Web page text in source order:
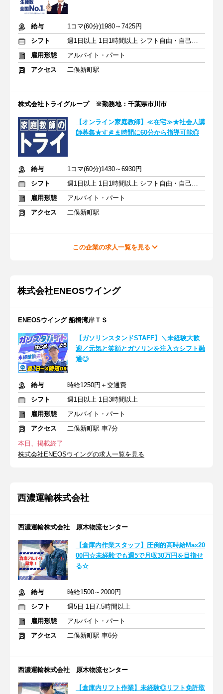
給与
1コマ(60分)1980～7425円
シフト
週1日以上 1日1時間以上 シフト自由・自己申告
雇用形態
アルバイト・パート
アクセス
二俣新町駅
株式会社トライグループ ※勤務地：千葉県市川市
【オンライン家庭教師】≪在宅≫★社会人講
師募集★すきま時間に60分から指導可能◎
給与
1コマ(60分)1430～6930円
シフト
週1日以上 1日1時間以上 シフト自由・自己申告
雇用形態
アルバイト・パート
アクセス
二俣新町駅
この企業の求人一覧を見る
株式会社ENEOSウイング
ENEOSウイング 船橋湾岸ＴＳ
【ガソリンスタンドSTAFF】＼未経験大歓
迎／元気と笑顔とガソリンを注入☆シフト融
通◎
給与
時給1250円＋交通費
シフト
週1日以上 1日3時間以上
雇用形態
アルバイト・パート
アクセス
二俣新町駅 車7分
本日、掲載終了
株式会社ENEOSウイングの求人一覧を見る
西濃運輸株式会社
西濃運輸株式会社 原木物流センター
【倉庫内作業スタッフ】圧倒的高時給Max20
00円☆未経験でも週5で月収30万円を目指せ
る☆
給与
時給1500～2000円
シフト
週5日 1日7.5時間以上
雇用形態
アルバイト・パート
アクセス
二俣新町駅 車6分
西濃運輸株式会社 原木物流センター
【倉庫内リフト作業】未経験◎リフト免許取